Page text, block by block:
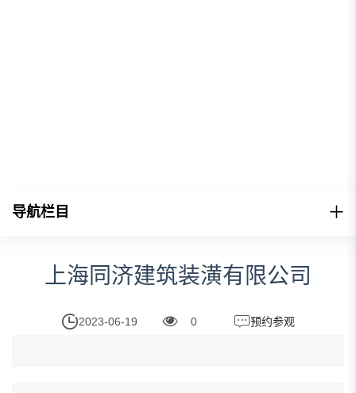
导航栏目
上海同济建筑装潢有限公司
2023-06-19 0 预约参观